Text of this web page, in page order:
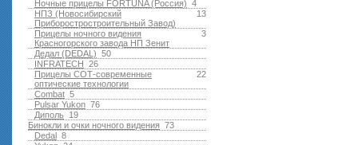
4
Ночные прицелы FORTUNA (Россия)
13
НПЗ (Новосибирский
Приборостростроительный Завод)
3
Прицелы ночного видения
Красногорского завода НП Зенит
50
Дедал (DEDAL)
26
INFRATECH
22
Прицелы СОТ-современные
оптические технологии
5
Combat
76
Pulsar Yukon
19
Диполь
73
Бинокли и очки ночного видения
8
Dedal